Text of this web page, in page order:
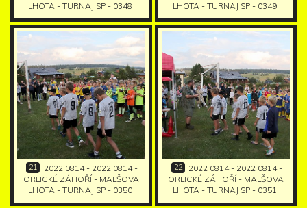
LHOTA - TURNAJ SP - 0348
LHOTA - TURNAJ SP - 0349
21
2022 0814 - 2022 0814 -
ORLICKÉ ZÁHOŘÍ - MALŠOVA
LHOTA - TURNAJ SP - 0350
22
2022 0814 - 2022 0814 -
ORLICKÉ ZÁHOŘÍ - MALŠOVA
LHOTA - TURNAJ SP - 0351